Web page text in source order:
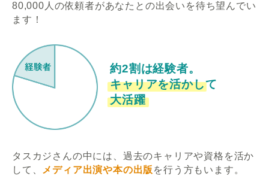
80,000人の依頼者があなたとの出会いを待ち望んでい
ます！
約2割は経験者。
キャリアを活かして
大活躍
タスカジさんの中には、過去のキャリアや資格を活か
して、
メディア出演や本の出版 を行う方もいます。